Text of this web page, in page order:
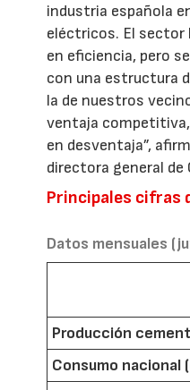
industria española
eléctricos. El sector
en eficiencia, pero
con una estructura
la de nuestros
ventaja
en desventaja”,
directora general de
Principales cifras
Datos mensuales
Producción
Consumo nacional